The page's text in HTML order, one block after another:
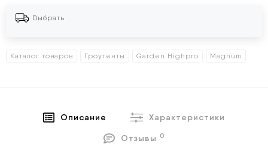
Выбрать
Каталог товаров Гроутенты Garden Highpro Magnum
Описание
Характеристики
Отзывы
0